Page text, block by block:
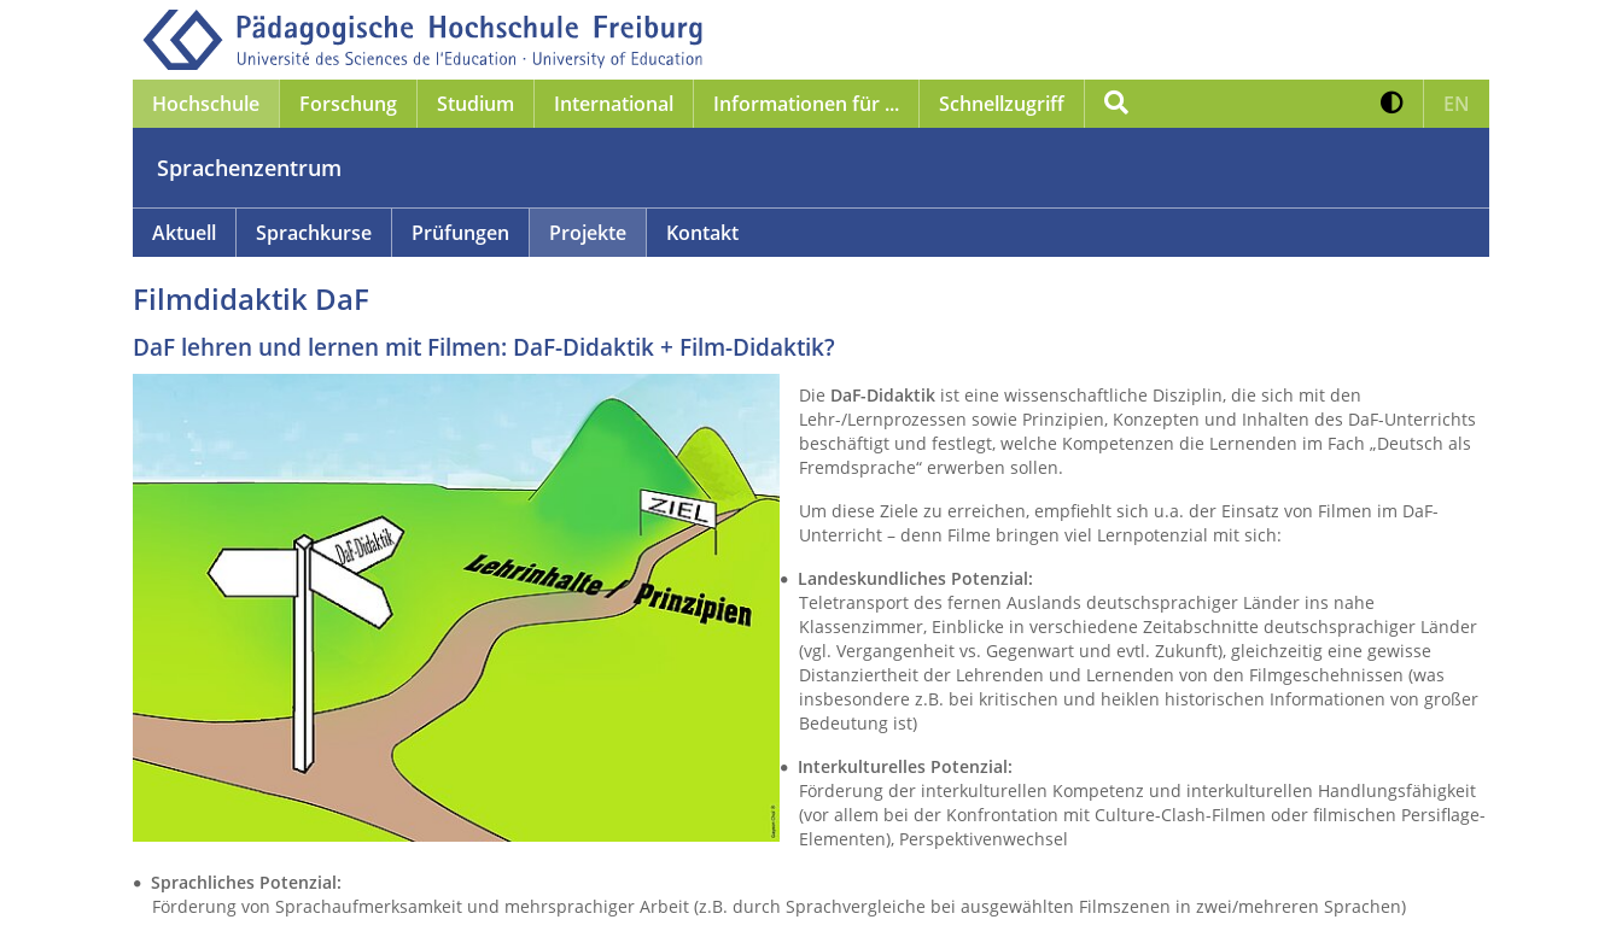
Hochschule Forschung Studium International Informationen für ... Schnellzugriff Kontrast erhöhen
EN
Sprachenzentrum
Aktuell Sprachkurse Prüfungen Projekte Kontakt
Filmdidaktik DaF
DaF lehren und lernen mit Filmen: DaF-Didaktik + Film-Didaktik?
Die DaF-Didaktik ist eine wissenschaftliche Disziplin, die sich mit den
Lehr-/Lernprozessen sowie Prinzipien, Konzepten und Inhalten des DaF-Unterrichts
beschäftigt und festlegt, welche Kompetenzen die Lernenden im Fach „Deutsch als
Fremdsprache“ erwerben sollen.
Um diese Ziele zu erreichen, empfiehlt sich u.a. der Einsatz von Filmen im DaF-
Unterricht – denn Filme bringen viel Lernpotenzial mit sich:
Landeskundliches Potenzial:
Teletransport des fernen Auslands deutschsprachiger Länder ins nahe
Klassenzimmer, Einblicke in verschiedene Zeitabschnitte deutschsprachiger Länder
(vgl. Vergangenheit vs. Gegenwart und evtl. Zukunft), gleichzeitig eine gewisse
Distanziertheit der Lehrenden und Lernenden von den Filmgeschehnissen (was
insbesondere z.B. bei kritischen und heiklen historischen Informationen von großer
Bedeutung ist)
Interkulturelles Potenzial:
Förderung der interkulturellen Kompetenz und interkulturellen Handlungsfähigkeit
(vor allem bei der Konfrontation mit Culture-Clash-Filmen oder filmischen Persiflage-
Elementen), Perspektivenwechsel
Sprachliches Potenzial:
Förderung von Sprachaufmerksamkeit und mehrsprachiger Arbeit (z.B. durch Sprachvergleiche bei ausgewählten Filmszenen in zwei/mehreren Sprachen)